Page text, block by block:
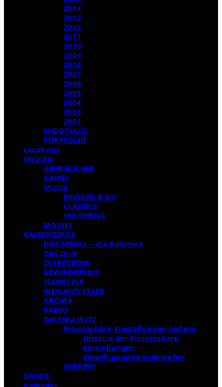
2014
2013
2012
2011
2010
2009
2008
2007
2006
2005
2004
2003
2001
SHOOTINGS
PORTFOLIO
Locations
MEDIEN
(HÖR)BÜCHER
GAMES
MUSIK
REVIEWS & CO
CLASSICS
UPCOMING
MOVIES
KALEIDOSKOP
DOC’N’ROLL – die Kolumne
DAS Quiz
INTERVIEWS
GEWINNSPIELE
ICONICPIX
WEYLAND YTANI
ARCHIV
RADIO
DATENSCHUTZ
Privatsphäre-Einstellungen ändern
Historie der Privatsphäre-
Einstellungen
Einwilligungen widerrufen
IMPRINT
BANDS
Kalender